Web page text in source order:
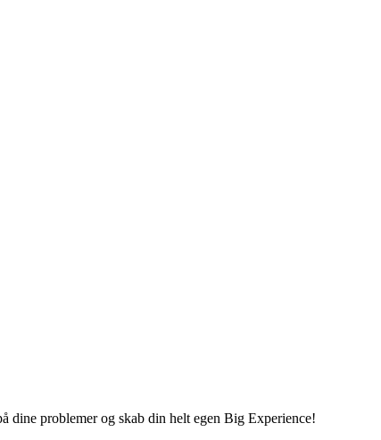
dine problemer og skab din helt egen Big Experience!